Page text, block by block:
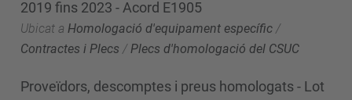
2019 fins 2023 - Acord E1905
Ubicat a Homologació d'equipament específic /
Contractes i Plecs / Plecs d'homologació del CSUC
Proveïdors, descomptes i preus homologats - Lot